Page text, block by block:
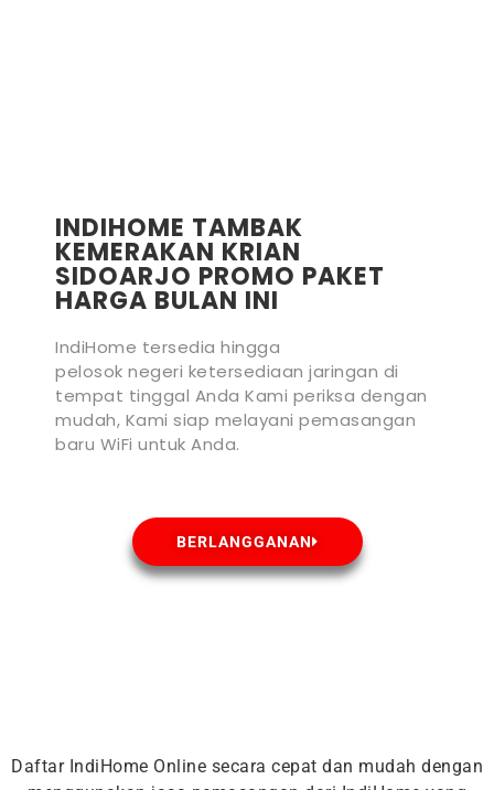
INDIHOME TAMBAK
KEMERAKAN KRIAN
SIDOARJO PROMO PAKET
HARGA BULAN INI
IndiHome tersedia hingga
pelosok negeri ketersediaan jaringan di
tempat tinggal Anda Kami periksa dengan
mudah, Kami siap melayani pemasangan
baru WiFi untuk Anda.
BERLANGGANAN
Daftar IndiHome Online secara cepat dan mudah dengan